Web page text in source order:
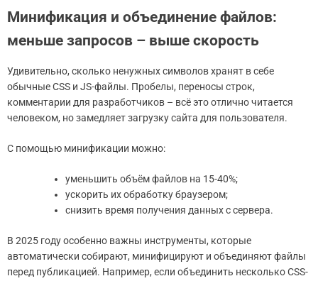
Минификация и объединение файлов:
меньше запросов – выше скорость
Удивительно, сколько ненужных символов хранят в себе
обычные CSS и JS-файлы. Пробелы, переносы строк,
комментарии для разработчиков – всё это отлично читается
человеком, но замедляет загрузку сайта для пользователя.
С помощью минификации можно:
уменьшить объём файлов на 15-40%;
ускорить их обработку браузером;
снизить время получения данных с сервера.
В 2025 году особенно важны инструменты, которые
автоматически собирают, минифицируют и объединяют файлы
перед публикацией. Например, если объединить несколько CSS-